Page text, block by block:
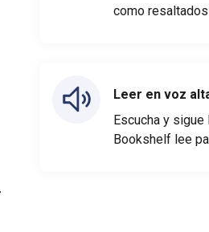
como
Leer en voz
Escucha y sigue
Bookshelf lee